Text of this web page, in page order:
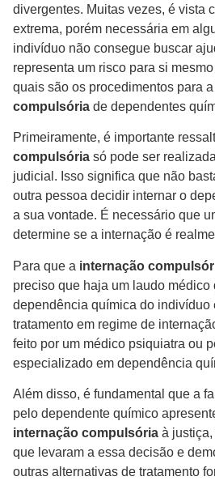
divergentes. Muitas vezes, é vista
extrema, porém necessária em
indivíduo não consegue buscar
representa um risco para si
quais são os procedimentos para a
compulsória de dependentes
Primeiramente, é importante
compulsória só pode ser
judicial. Isso significa que não
outra pessoa decidir internar o
a sua vontade. É necessário que
determine se a internação é
Para que a internação
preciso que haja um laudo médico
dependência química do indivíduo
tratamento em regime de
feito por um médico psiquiatra ou
especializado em dependência
Além disso, é fundamental que a
pelo dependente químico
internação compulsória à
que levaram a essa decisão e
outras alternativas de tratamento